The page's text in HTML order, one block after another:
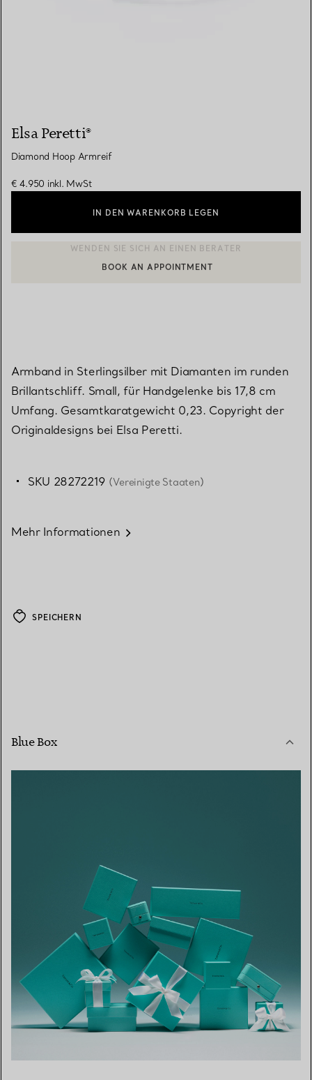
Elsa Peretti®
Diamond Hoop Armreif
€ 4.950 inkl. MwSt
IN DEN WARENKORB LEGEN
EINEN KUNDENBERATER KONTAKTIEREN ODER EINEN
BOOK AN APPOINTMENT
Armband in Sterlingsilber mit Diamanten im runden
Brillantschliff. Small, für Handgelenke bis 17,8 cm
Umfang. Gesamtkaratgewicht 0,23. Copyright der
Originaldesigns bei Elsa Peretti.
SKU 28272219 (Vereinigte Staaten)
Mehr Informationen
SPEICHERN
Blue Box